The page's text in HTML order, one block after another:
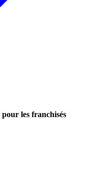
les franchisés